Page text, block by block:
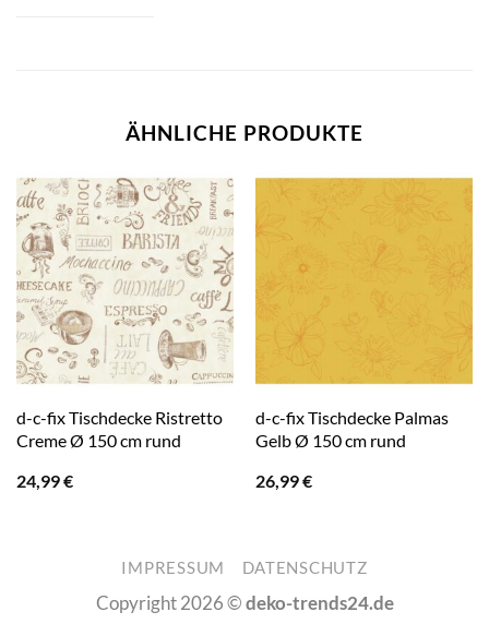
ÄHNLICHE PRODUKTE
d-c-fix Tischdecke Ristretto
Creme Ø 150 cm rund
24,99€
d-c-fix Tischdecke Palmas
Gelb Ø 150 cm rund
26,99€
IMPRESSUM DATENSCHUTZ
Copyright 2026 ©deko-trends24.de